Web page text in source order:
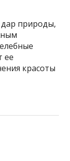
природы,
ее
красоты